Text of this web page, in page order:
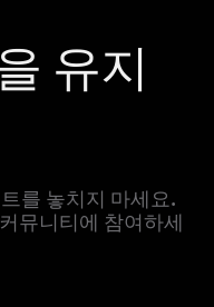
유지
를 놓치지 마세요.
뮤니티에 참여하세